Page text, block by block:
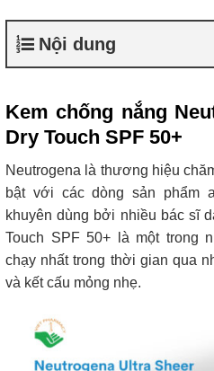
Nội dung
Kem chống nắng
Dry Touch SPF 50+
Neutrogena là thương hiệu
bật với các dòng sản phẩm
khuyên dùng bởi nhiều bác sĩ
Touch SPF 50+ là một trong
chạy nhất trong thời gian qua
và kết cấu mỏng nhẹ.